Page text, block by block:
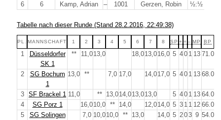
6 6 Kamp, Adrian – 1001 Gerzen, Robin ½:½
Tabelle nach dieser Runde (Stand 28.2.2016, 22:49:38)
PL. MANNSCHAFT 1 2 3 4 5 6 7 8 SP + = – MP BP
1
Düsseldorfer
SK 1
** 11,013,0 18,013,016,0 5 40 1 13 71.0
2
SG Bochum
1
13,0 ** 7,0 17,0 14,017,0 5 40 1 13 68.0
3 SF Brackel 1 11,0 ** 13,014,013,013,0 5 40 1 13 64.0
4
SG Porz 1 16,010,0 ** 14,0 12,014,0 5 3 1 1 12 66.0
5
SG Solingen
7,0 10,010,0 ** 13,0 14,0 5 203 9 54.0